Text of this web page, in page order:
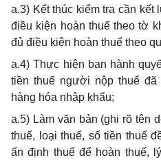
a.3) Kết thúc kiểm tra cần kết
điều kiện hoàn thuế theo tờ
đủ điều kiện hoàn thuế theo
a.4) Thực hiện ban hành
tiền thuế người nộp thuếđã
hàng hóa nhập khẩu;
a.5) Làm văn bản (ghi rõ tên
thuế, loại thuế, số tiền thuế đ
ấn định thuế để hoàn thuế,